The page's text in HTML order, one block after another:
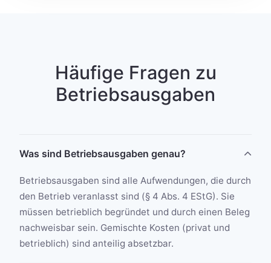
Häufige Fragen zu
Betriebsausgaben
Was sind Betriebsausgaben genau?
Betriebsausgaben sind alle Aufwendungen, die durch
den Betrieb veranlasst sind (§ 4 Abs. 4 EStG). Sie
müssen betrieblich begründet und durch einen Beleg
nachweisbar sein. Gemischte Kosten (privat und
betrieblich) sind anteilig absetzbar.